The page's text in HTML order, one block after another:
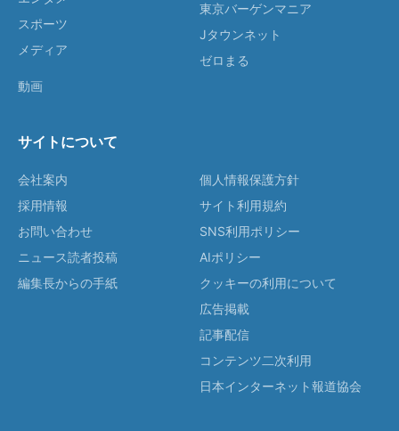
スポーツ
メディア
動画
東京バーゲンマニア
Jタウンネット
ゼロまる
サイトについて
会社案内
採用情報
お問い合わせ
ニュース読者投稿
編集長からの手紙
個人情報保護方針
サイト利用規約
SNS利用ポリシー
AIポリシー
クッキーの利用について
広告掲載
記事配信
コンテンツ二次利用
日本インターネット報道協会